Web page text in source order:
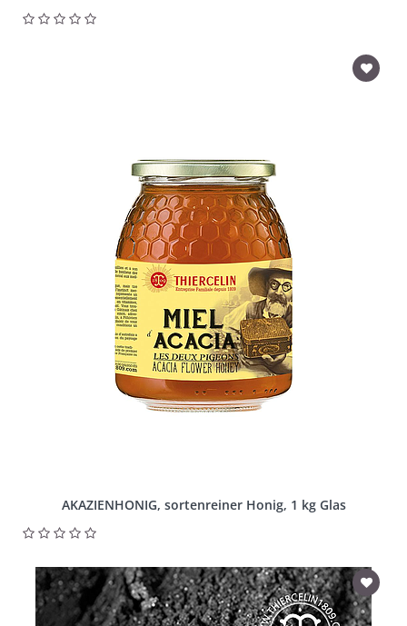
AKAZIENHONIG, sortenreiner Honig, 1 kg Glas